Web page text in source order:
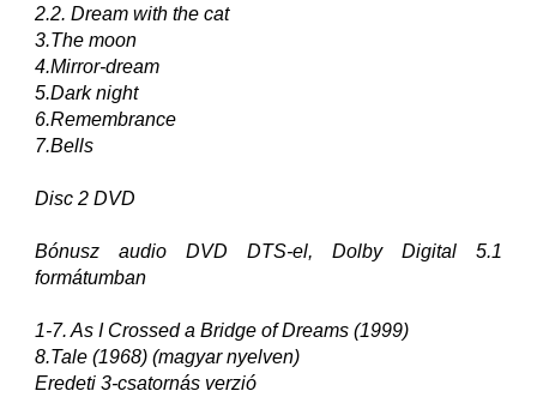
2.2. Dream with the cat
3.The moon
4.Mirror-dream
5.Dark night
6.Remembrance
7.Bells
Disc 2 DVD
Bónusz audio DVD DTS-el, Dolby Digital 5.1
formátumban
1-7. As I Crossed a Bridge of Dreams (1999)
8.Tale (1968) (magyar nyelven)
Eredeti 3-csatornás verzió